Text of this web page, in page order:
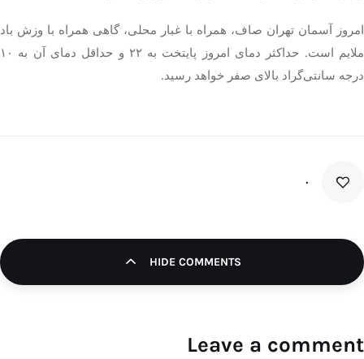
امروز آسمان تهران صاف، همراه با غبار محلی، گاهی همراه با وزش باد
ملایم است. حداکثر دمای امروز پایتخت به ۲۲ و حداقل دمای آن به ۱۰
درجه سانتی‌گراد بالای صفر خواهد رسید.
۰
HIDE COMMENTS
Leave a comment